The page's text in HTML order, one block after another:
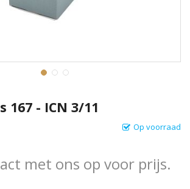
167 - ICN 3/11
Op voorraad
met ons op voor prijs.